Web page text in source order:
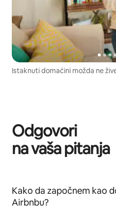
Istaknuti domaćini možda ne
Odgovori
na vaša pitanja
Kako da započnem kao
Airbnbu?